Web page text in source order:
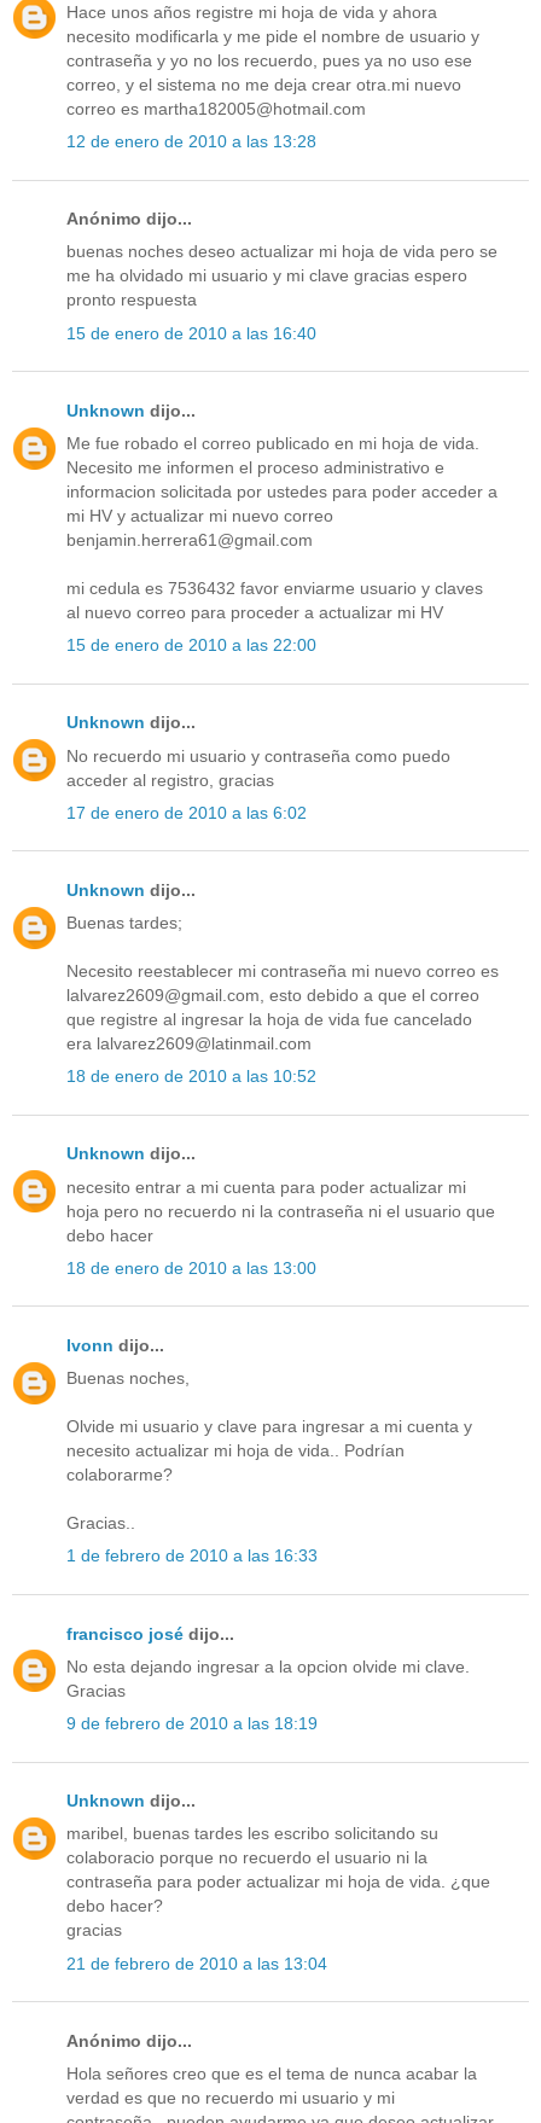
Hace unos años registre mi hoja de vida y ahora
necesito modificarla y me pide el nombre de usuario y
contraseña y yo no los recuerdo, pues ya no uso ese
correo, y el sistema no me deja crear otra.mi nuevo
correo es martha182005@hotmail.com
12 de enero de 2010 a las 13:28
Anónimo dijo...
buenas noches deseo actualizar mi hoja de vida pero se
me ha olvidado mi usuario y mi clave gracias espero
pronto respuesta
15 de enero de 2010 a las 16:40
Unknown dijo...
Me fue robado el correo publicado en mi hoja de vida.
Necesito me informen el proceso administrativo e
informacion solicitada por ustedes para poder acceder a
mi HV y actualizar mi nuevo correo
benjamin.herrera61@gmail.com
mi cedula es 7536432 favor enviarme usuario y claves
al nuevo correo para proceder a actualizar mi HV
15 de enero de 2010 a las 22:00
Unknown dijo...
No recuerdo mi usuario y contraseña como puedo
acceder al registro, gracias
17 de enero de 2010 a las 6:02
Unknown dijo...
Buenas tardes;
Necesito reestablecer mi contraseña mi nuevo correo es
lalvarez2609@gmail.com, esto debido a que el correo
que registre al ingresar la hoja de vida fue cancelado
era lalvarez2609@latinmail.com
18 de enero de 2010 a las 10:52
Unknown dijo...
necesito entrar a mi cuenta para poder actualizar mi
hoja pero no recuerdo ni la contraseña ni el usuario que
debo hacer
18 de enero de 2010 a las 13:00
Ivonn dijo...
Buenas noches,
Olvide mi usuario y clave para ingresar a mi cuenta y
necesito actualizar mi hoja de vida.. Podrían
colaborarme?
Gracias..
1 de febrero de 2010 a las 16:33
francisco josé dijo...
No esta dejando ingresar a la opcion olvide mi clave.
Gracias
9 de febrero de 2010 a las 18:19
Unknown dijo...
maribel, buenas tardes les escribo solicitando su
colaboracio porque no recuerdo el usuario ni la
contraseña para poder actualizar mi hoja de vida. ¿que
debo hacer?
gracias
21 de febrero de 2010 a las 13:04
Anónimo dijo...
Hola señores creo que es el tema de nunca acabar la
verdad es que no recuerdo mi usuario y mi